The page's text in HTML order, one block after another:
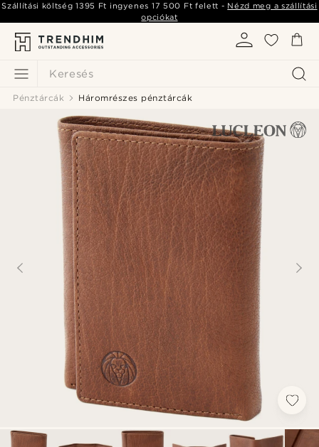
Keresés
Szállítási költség1395 Ft ingyenes 17 500 Ft felett - Nézd meg a szállítási
opciókat
Pénztárcák Háromrészes pénztárcák